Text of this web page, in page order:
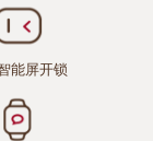
能屏开锁